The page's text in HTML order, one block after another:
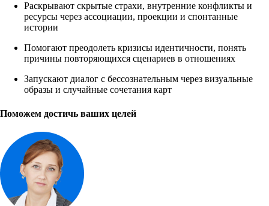
Раскрывают скрытые страхи, внутренние конфликты и
ресурсы через ассоциации, проекции и спонтанные
истории
Помогают преодолеть кризисы идентичности, понять
причины повторяющихся сценариев в отношениях
Запускают диалог с бессознательным через визуальные
образы и случайные сочетания карт
Поможем достичь ваших целей